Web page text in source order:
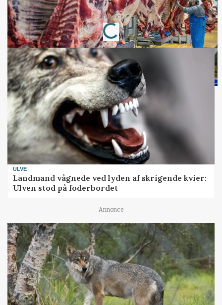
Annonce
Loading...
ULVE
Landmand vågnede ved lyden af skrigende kvier:
Ulven stod på foderbordet
Annonce